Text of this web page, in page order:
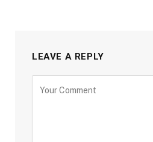
LEAVE A REPLY